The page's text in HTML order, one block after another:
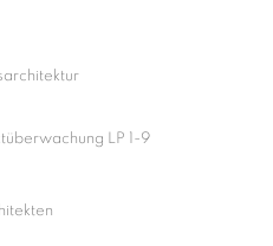
LP 1-9